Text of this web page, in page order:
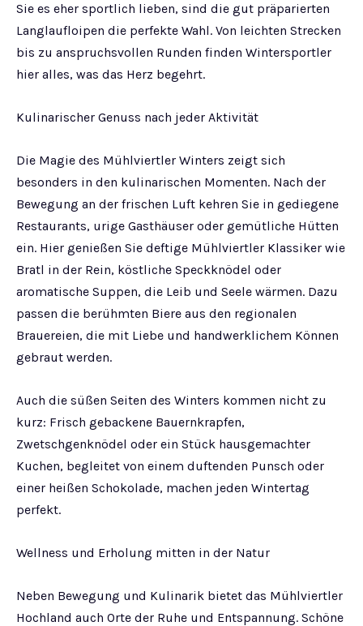
Sie es eher sportlich lieben, sind die gut präparierten
Langlaufloipen die perfekte Wahl. Von leichten Strecken
bis zu anspruchsvollen Runden finden Wintersportler
hier alles, was das Herz begehrt.
Kulinarischer Genuss nach jeder Aktivität
Die Magie des Mühlviertler Winters zeigt sich
besonders in den kulinarischen Momenten. Nach der
Bewegung an der frischen Luft kehren Sie in gediegene
Restaurants, urige Gasthäuser oder gemütliche Hütten
ein. Hier genießen Sie deftige Mühlviertler Klassiker wie
Bratl in der Rein, köstliche Speckknödel oder
aromatische Suppen, die Leib und Seele wärmen. Dazu
passen die berühmten Biere aus den regionalen
Brauereien, die mit Liebe und handwerklichem Können
gebraut werden.
Auch die süßen Seiten des Winters kommen nicht zu
kurz: Frisch gebackene Bauernkrapfen,
Zwetschgenknödel oder ein Stück hausgemachter
Kuchen, begleitet von einem duftenden Punsch oder
einer heißen Schokolade, machen jeden Wintertag
perfekt.
Wellness und Erholung mitten in der Natur
Neben Bewegung und Kulinarik bietet das Mühlviertler
Hochland auch Orte der Ruhe und Entspannung. Schöne